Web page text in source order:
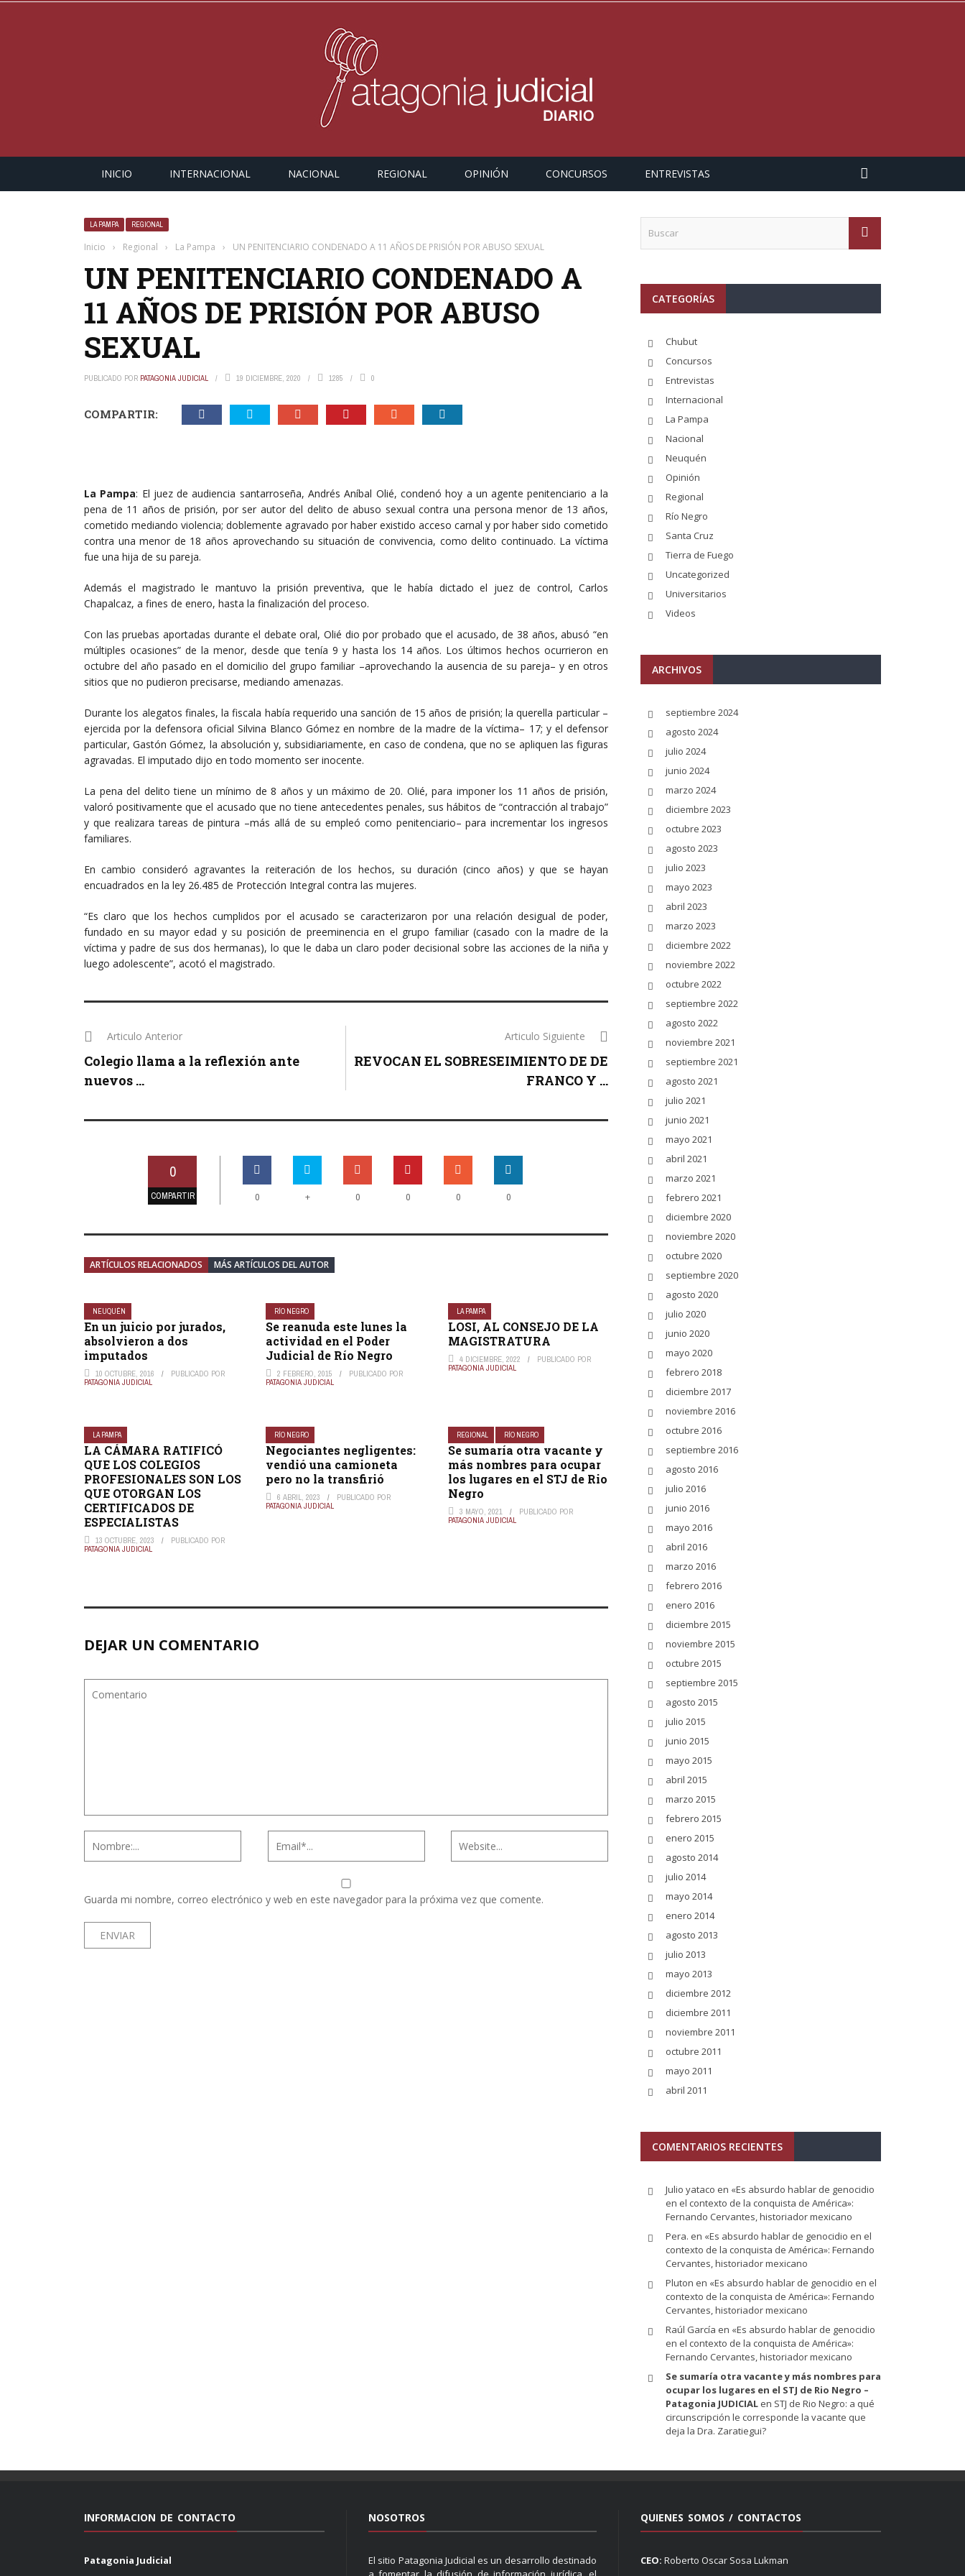
INICIO INTERNACIONAL NACIONAL REGIONAL OPINIÓN CONCURSOS ENTREVISTAS
LA PAMPA REGIONAL
Inicio › Regional › La Pampa › UN PENITENCIARIO CONDENADO A 11 AÑOS DE PRISIÓN POR ABUSO SEXUAL
UN PENITENCIARIO CONDENADO A
11 AÑOS DE PRISIÓN POR ABUSO
SEXUAL
PUBLICADO POR PATAGONIA JUDICIAL 19 DICIEMBRE, 2020 1285 0
COMPARTIR:
La Pampa: El juez de audiencia santarroseña, Andrés Aníbal Olié, condenó hoy a un agente penitenciario a la
pena de 11 años de prisión, por ser autor del delito de abuso sexual contra una persona menor de 13 años,
cometido mediando violencia; doblemente agravado por haber existido acceso carnal y por haber sido cometido
contra una menor de 18 años aprovechando su situación de convivencia, como delito continuado. La víctima
fue una hija de su pareja.
Además el magistrado le mantuvo la prisión preventiva, que le había dictado el juez de control, Carlos
Chapalcaz, a fines de enero, hasta la finalización del proceso.
Con las pruebas aportadas durante el debate oral, Olié dio por probado que el acusado, de 38 años, abusó “en
múltiples ocasiones” de la menor, desde que tenía 9 y hasta los 14 años. Los últimos hechos ocurrieron en
octubre del año pasado en el domicilio del grupo familiar –aprovechando la ausencia de su pareja– y en otros
sitios que no pudieron precisarse, mediando amenazas.
Durante los alegatos finales, la fiscala había requerido una sanción de 15 años de prisión; la querella particular –
ejercida por la defensora oficial Silvina Blanco Gómez en nombre de la madre de la víctima– 17; y el defensor
particular, Gastón Gómez, la absolución y, subsidiariamente, en caso de condena, que no se apliquen las figuras
agravadas. El imputado dijo en todo momento ser inocente.
La pena del delito tiene un mínimo de 8 años y un máximo de 20. Olié, para imponer los 11 años de prisión,
valoró positivamente que el acusado que no tiene antecedentes penales, sus hábitos de “contracción al trabajo”
y que realizara tareas de pintura –más allá de su empleó como penitenciario– para incrementar los ingresos
familiares.
En cambio consideró agravantes la reiteración de los hechos, su duración (cinco años) y que se hayan
encuadrados en la ley 26.485 de Protección Integral contra las mujeres.
“Es claro que los hechos cumplidos por el acusado se caracterizaron por una relación desigual de poder,
fundado en su mayor edad y su posición de preeminencia en el grupo familiar (casado con la madre de la
víctima y padre de sus dos hermanas), lo que le daba un claro poder decisional sobre las acciones de la niña y
luego adolescente”, acotó el magistrado.​
Articulo Anterior
Colegio llama a la reflexión ante
nuevos ...
Articulo Siguiente
REVOCAN EL SOBRESEIMIENTO DE DE
FRANCO Y ...
0
COMPARTIR 0 + 0 0 0 0
ARTÍCULOS RELACIONADOS MÁS ARTÍCULOS DEL AUTOR
NEUQUÉN
En un juicio por jurados,
absolvieron a dos
imputados
10 OCTUBRE, 2016
PUBLICADO POR
PATAGONIA JUDICIAL
RÍO NEGRO
Se reanuda este lunes la
actividad en el Poder
Judicial de Río Negro
2 FEBRERO, 2015
PUBLICADO POR
PATAGONIA JUDICIAL
LA PAMPA
LOSI, AL CONSEJO DE LA
MAGISTRATURA
4 DICIEMBRE, 2022
PUBLICADO POR
PATAGONIA JUDICIAL
LA PAMPA
LA CÁMARA RATIFICÓ
QUE LOS COLEGIOS
PROFESIONALES SON LOS
QUE OTORGAN LOS
CERTIFICADOS DE
ESPECIALISTAS
13 OCTUBRE, 2023
PUBLICADO POR
PATAGONIA JUDICIAL
RÍO NEGRO
Negociantes negligentes:
vendió una camioneta
pero no la transfirió
6 ABRIL, 2023
PUBLICADO POR
PATAGONIA JUDICIAL
REGIONAL RÍO NEGRO
Se sumaría otra vacante y
más nombres para ocupar
los lugares en el STJ de Rio
Negro
3 MAYO, 2021
PUBLICADO POR
PATAGONIA JUDICIAL
DEJAR UN COMENTARIO
Guarda mi nombre, correo electrónico y web en este navegador para la próxima vez que comente.
CATEGORÍAS
Chubut
Concursos
Entrevistas
Internacional
La Pampa
Nacional
Neuquén
Opinión
Regional
Río Negro
Santa Cruz
Tierra de Fuego
Uncategorized
Universitarios
Videos
ARCHIVOS
septiembre 2024
agosto 2024
julio 2024
junio 2024
marzo 2024
diciembre 2023
octubre 2023
agosto 2023
julio 2023
mayo 2023
abril 2023
marzo 2023
diciembre 2022
noviembre 2022
octubre 2022
septiembre 2022
agosto 2022
noviembre 2021
septiembre 2021
agosto 2021
julio 2021
junio 2021
mayo 2021
abril 2021
marzo 2021
febrero 2021
diciembre 2020
noviembre 2020
octubre 2020
septiembre 2020
agosto 2020
julio 2020
junio 2020
mayo 2020
febrero 2018
diciembre 2017
noviembre 2016
octubre 2016
septiembre 2016
agosto 2016
julio 2016
junio 2016
mayo 2016
abril 2016
marzo 2016
febrero 2016
enero 2016
diciembre 2015
noviembre 2015
octubre 2015
septiembre 2015
agosto 2015
julio 2015
junio 2015
mayo 2015
abril 2015
marzo 2015
febrero 2015
enero 2015
agosto 2014
julio 2014
mayo 2014
enero 2014
agosto 2013
julio 2013
mayo 2013
diciembre 2012
diciembre 2011
noviembre 2011
octubre 2011
mayo 2011
abril 2011
COMENTARIOS RECIENTES
Julio yataco en «Es absurdo hablar de genocidio
en el contexto de la conquista de América»:
Fernando Cervantes, historiador mexicano
Pera. en «Es absurdo hablar de genocidio en el
contexto de la conquista de América»: Fernando
Cervantes, historiador mexicano
Pluton en «Es absurdo hablar de genocidio en el
contexto de la conquista de América»: Fernando
Cervantes, historiador mexicano
Raúl García en «Es absurdo hablar de genocidio
en el contexto de la conquista de América»:
Fernando Cervantes, historiador mexicano
Se sumaría otra vacante y más nombres para
ocupar los lugares en el STJ de Rio Negro –
Patagonia JUDICIAL en STJ de Rio Negro: a qué
circunscripción le corresponde la vacante que
deja la Dra. Zaratiegui?
INFORMACION DE CONTACTO
Patagonia Judicial
NOSOTROS
El sitio Patagonia Judicial es un desarrollo destinado
QUIENES SOMOS / CONTACTOS
CEO: Roberto Oscar Sosa Lukman